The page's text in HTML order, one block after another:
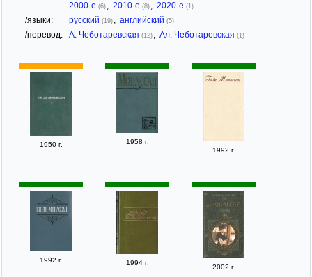
2000-е (6) 2010-е (8) 2020-е (1)
/языки: русский (19) английский (5)
/перевод: А. Чеботаревская (12) Ал. Чеботаревская (1)
1950 г.
1958 г.
1992 г.
1992 г. 1994 г.
2002 г.